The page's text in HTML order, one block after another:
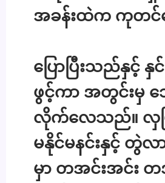
အခန်းထဲက ကုတင်ပ
ပြောပြီးသည်နှ
ဖွင့်ကာ အတွင်းမှ သ
လိုက်လေသည်။ လှမ
မနိုင်မနင်းနှင့် တွဲ
မှာ တအင်းအင်း တ